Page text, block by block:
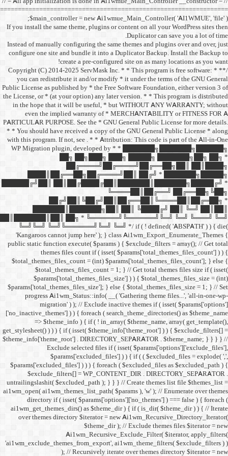
$main_controller
If you install the same
Instead of manually
configure one site and
create a
/** * Copyright (C) 2014-
you can redistribute it
Public License as published
the License, or * (at your
in the hope that it will
even the implied
PARTICULAR PURPOSE.
* * You should have
with this program. If not,
WP Migration plugin,
██╗
██████╔╝██║
██║███████║██║ ██╗
╚═╝╚═╝
'Kangaroos cannot
public static function
themes files
progress
migration' ) ); //
['no_inactive_themes'] ) ) {
=> $theme_info )
get_stylesheet() ) ) ) { if (
$theme_info['theme_root'] .
Exclude
$params['excluded_files']
$exclude_filters[] =
untrailingslashit(
ai1wm_open(
directory if ( isset(
over themes directory
); //